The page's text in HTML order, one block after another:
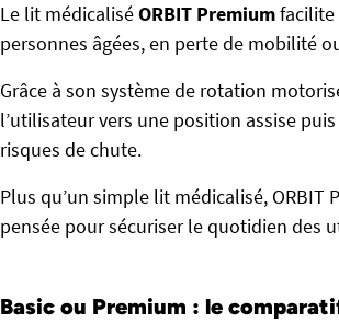
Le lit médicaliséORBIT Premiumfacilite
personnes âgées, en perte de mobilité
Grâce à son système de rotation
l’utilisateur vers une position assise
risques de chute.
Plus qu’un simple lit médicalisé,
pensée pour sécuriser le quotidien des
Basic ou Premium : le